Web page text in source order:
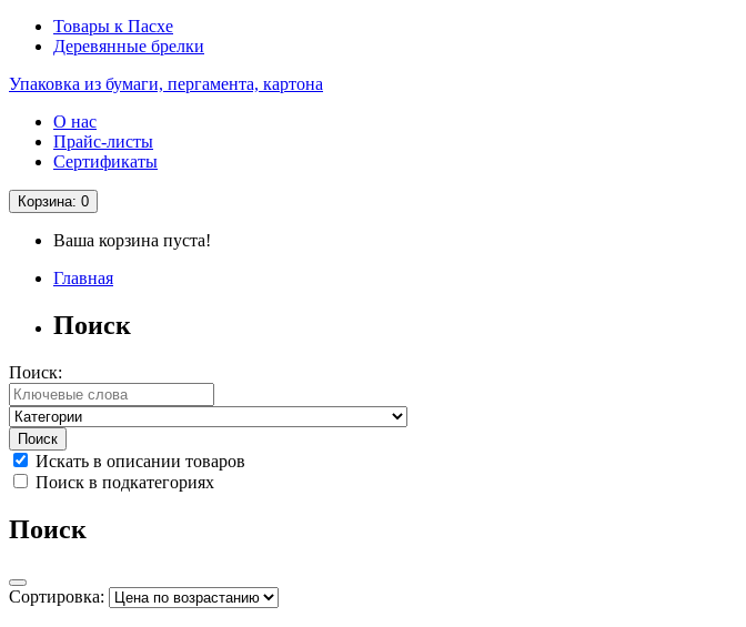
Товары к Пасхе
Деревянные брелки
Упаковка из бумаги, пергамента, картона
О нас
Прайс-листы
Сертификаты
Корзина: 0
Ваша корзина пуста!
Главная
Поиск
Поиск:
Искать в описании товаров
Поиск в подкатегориях
Поиск
Сортировка: